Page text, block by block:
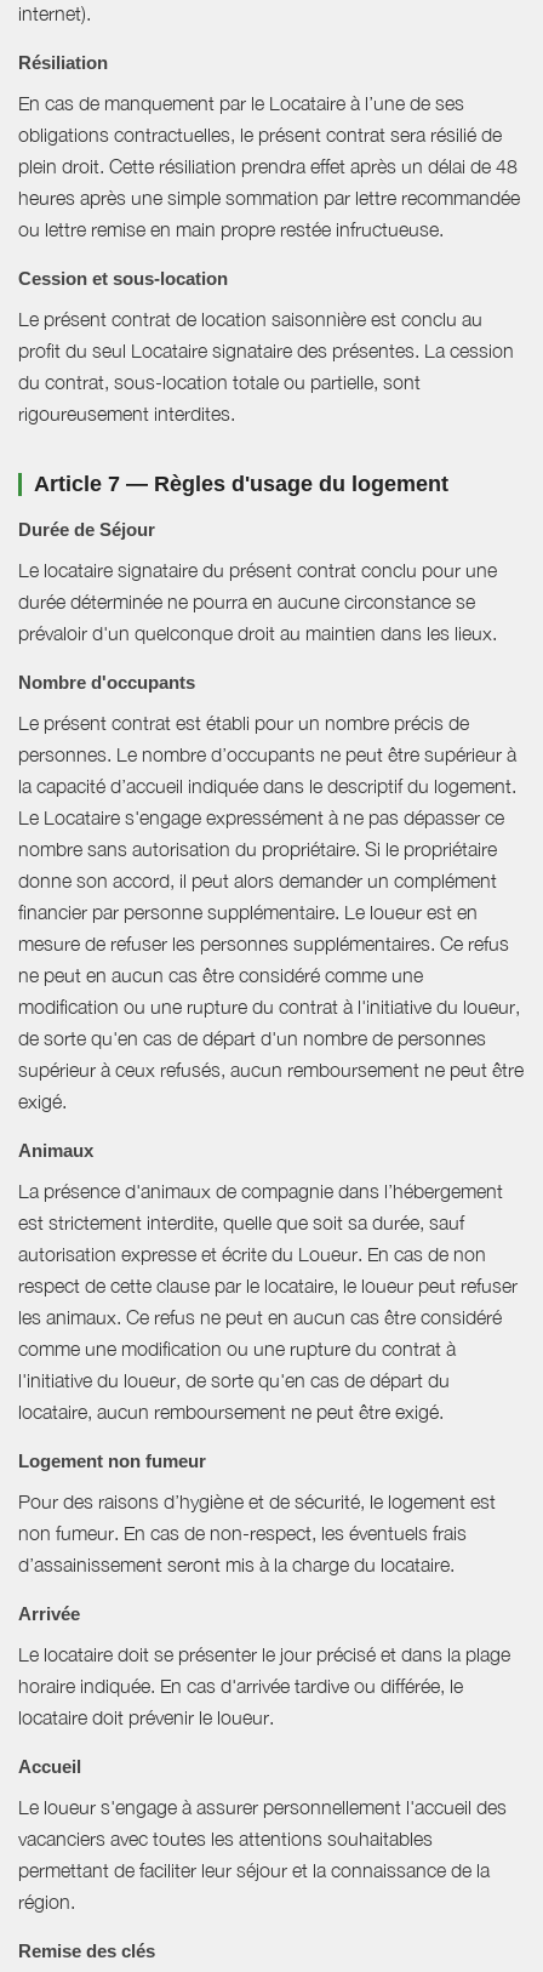
internet).
Résiliation
En cas de manquement par le Locataire à l’une de ses
obligations contractuelles, le présent contrat sera résilié de
plein droit. Cette résiliation prendra effet après un délai de 48
heures après une simple sommation par lettre recommandée
ou lettre remise en main propre restée infructueuse.
Cession et sous-location
Le présent contrat de location saisonnière est conclu au
profit du seul Locataire signataire des présentes. La cession
du contrat, sous-location totale ou partielle, sont
rigoureusement interdites.
Article 7 — Règles d'usage du logement
Durée de Séjour
Le locataire signataire du présent contrat conclu pour une
durée déterminée ne pourra en aucune circonstance se
prévaloir d'un quelconque droit au maintien dans les lieux.
Nombre d'occupants
Le présent contrat est établi pour un nombre précis de
personnes. Le nombre d’occupants ne peut être supérieur à
la capacité d’accueil indiquée dans le descriptif du logement.
Le Locataire s'engage expressément à ne pas dépasser ce
nombre sans autorisation du propriétaire. Si le propriétaire
donne son accord, il peut alors demander un complément
financier par personne supplémentaire. Le loueur est en
mesure de refuser les personnes supplémentaires. Ce refus
ne peut en aucun cas être considéré comme une
modification ou une rupture du contrat à l'initiative du loueur,
de sorte qu'en cas de départ d'un nombre de personnes
supérieur à ceux refusés, aucun remboursement ne peut être
exigé.
Animaux
La présence d'animaux de compagnie dans l’hébergement
est strictement interdite, quelle que soit sa durée, sauf
autorisation expresse et écrite du Loueur. En cas de non
respect de cette clause par le locataire, le loueur peut refuser
les animaux. Ce refus ne peut en aucun cas être considéré
comme une modification ou une rupture du contrat à
l'initiative du loueur, de sorte qu'en cas de départ du
locataire, aucun remboursement ne peut être exigé.
Logement non fumeur
Pour des raisons d’hygiène et de sécurité, le logement est
non fumeur. En cas de non-respect, les éventuels frais
d’assainissement seront mis à la charge du locataire.
Arrivée
Le locataire doit se présenter le jour précisé et dans la plage
horaire indiquée. En cas d'arrivée tardive ou différée, le
locataire doit prévenir le loueur.
Accueil
Le loueur s'engage à assurer personnellement l'accueil des
vacanciers avec toutes les attentions souhaitables
permettant de faciliter leur séjour et la connaissance de la
région.
Remise des clés